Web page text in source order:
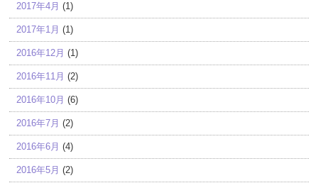
2017年4月 (1)
2017年1月 (1)
2016年12月 (1)
2016年11月 (2)
2016年10月 (6)
2016年7月 (2)
2016年6月 (4)
2016年5月 (2)